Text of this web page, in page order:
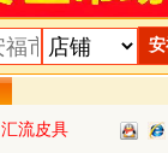
汇流皮具